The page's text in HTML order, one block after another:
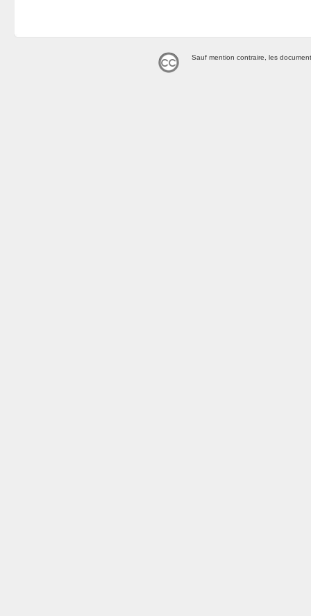
Sauf mention contraire, les